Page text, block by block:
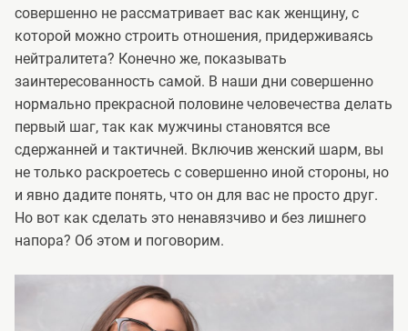
совершенно не рассматривает вас как женщину, с
которой можно строить отношения, придерживаясь
нейтралитета? Конечно же, показывать
заинтересованность самой. В наши дни совершенно
нормально прекрасной половине человечества делать
первый шаг, так как мужчины становятся все
сдержанней и тактичней. Включив женский шарм, вы
не только раскроетесь с совершенно иной стороны, но
и явно дадите понять, что он для вас не просто друг.
Но вот как сделать это ненавязчиво и без лишнего
напора? Об этом и поговорим.